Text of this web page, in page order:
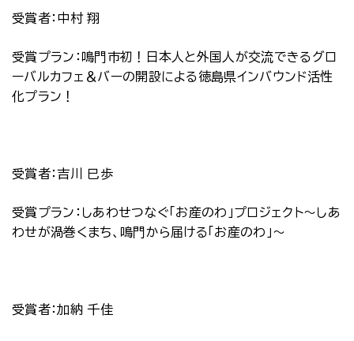
受賞者：中村 翔
受賞プラン：鳴門市初！日本人と外国人が交流できるグロ
ーバルカフェ＆バーの開設による徳島県インバウンド活性
化プラン！
受賞者：吉川 巳歩
受賞プラン：しあわせつなぐ「お産のわ」プロジェクト～しあ
わせが渦巻くまち、鳴門から届ける「お産のわ」～
受賞者：加納 千佳